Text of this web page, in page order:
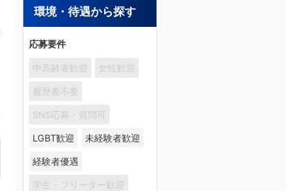
環境・待遇から探す
応募要件
中高齢者歓迎 女性歓迎
履歴書不要
SNS応募・質問可
LGBT歓迎 未経験者歓迎
経験者優遇
学生・フリーター歓迎